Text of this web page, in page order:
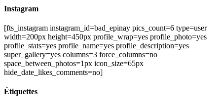
Instagram
[fts_instagram instagram_id=bad_epinay pics_count=6 type=user
width=200px height=450px profile_wrap=yes profile_photo=yes
profile_stats=yes profile_name=yes profile_description=yes
super_gallery=yes columns=3 force_columns=no
space_between_photos=1px icon_size=65px
hide_date_likes_comments=no]
Étiquettes